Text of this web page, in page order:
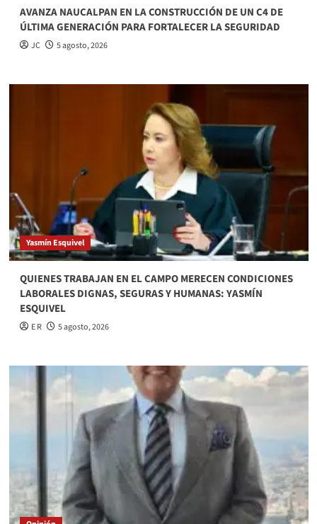
AVANZA NAUCALPAN EN LA CONSTRUCCIÓN DE UN C4 DE
ÚLTIMA GENERACIÓN PARA FORTALECER LA SEGURIDAD
JC 5 agosto, 2026
Yasmín Esquivel
QUIENES TRABAJAN EN EL CAMPO MERECEN CONDICIONES
LABORALES DIGNAS, SEGURAS Y HUMANAS: YASMÍN
ESQUIVEL
E R 5 agosto, 2026